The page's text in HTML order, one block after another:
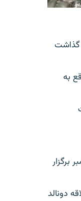
گذاشت
به
برگزار
دونالد